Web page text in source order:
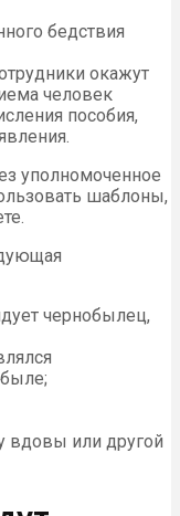
бедствия
окажут
человек
пособия,
уполномоченное
шаблоны,
чернобылец,
вдовы или другой